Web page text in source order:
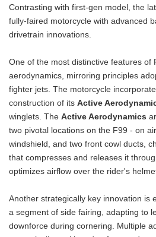
Contrasting with first-gen model, the
fully-faired motorcycle with advanced
drivetrain innovations.
One of the most distinctive features of
aerodynamics, mirroring principles
fighter jets. The motorcycle
construction of its Active
winglets. The Active Aerodynamics
two pivotal locations on the F99 - on
windshield, and two front cowl ducts,
that compresses and releases it
optimizes airflow over the rider's
Another strategically key innovation is
a segment of side fairing, adapting to
downforce during cornering. Multiple